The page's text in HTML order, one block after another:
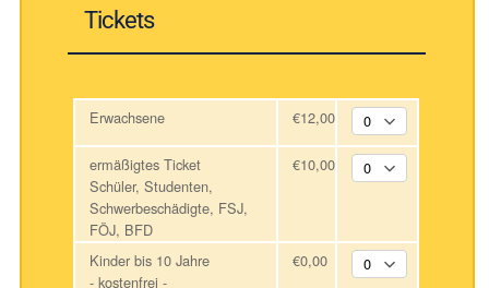
Tickets
Erwachsene €12,00
ermäßigtes Ticket
Schüler, Studenten,
Schwerbeschädigte, FSJ,
FÖJ, BFD
€10,00
Kinder bis 10 Jahre
- kostenfrei -
€0,00